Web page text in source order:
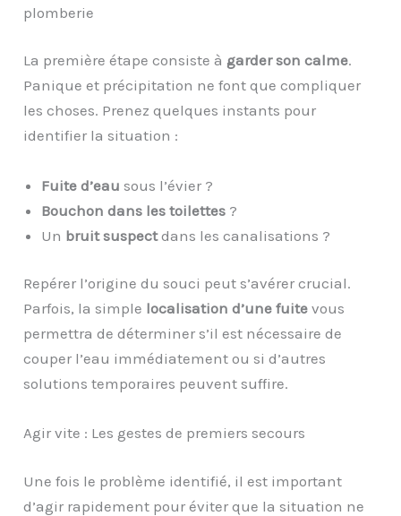
plomberie
La première étape consiste à garder son calme.
Panique et précipitation ne font que compliquer
les choses. Prenez quelques instants pour
identifier la situation :
Fuite d’eau sous l’évier ?
Bouchon dans les toilettes ?
Un bruit suspectdans les canalisations ?
Repérer l’origine du souci peut s’avérer crucial.
Parfois, la simple localisation d’une fuite vous
permettra de déterminer s’il est nécessaire de
couper l’eau immédiatement ou si d’autres
solutions temporaires peuvent suffire.
Agir vite : Les gestes de premiers secours
Une fois le problème identifié, il est important
d’agir rapidement pour éviter que la situation ne